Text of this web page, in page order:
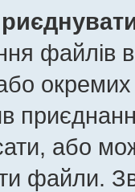
файлів
або
файли.